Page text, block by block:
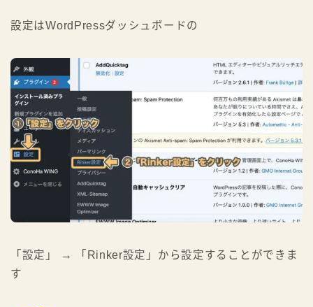
設定はWordPressダッシュボードの
「設定」 → 「Rinker設定」から設定することができま
す